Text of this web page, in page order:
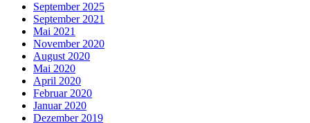
September 2025
September 2021
Mai 2021
November 2020
August 2020
Mai 2020
April 2020
Februar 2020
Januar 2020
Dezember 2019